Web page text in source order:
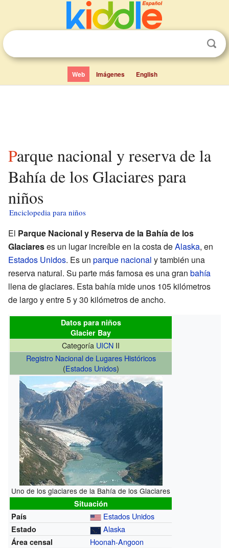
Web Imágenes English
Parque nacional y reserva de la
Bahía de los Glaciares para
niños
Enciclopedia para niños
El Parque Nacional y Reserva de la Bahía de los
Glaciareses un lugar increíble en la costa deAlaska, en
Estados Unidos. Es un parque nacional y también una
reserva natural. Su parte más famosa es una gran bahía
llena de glaciares. Esta bahía mide unos 105 kilómetros
de largo y entre 5 y 30 kilómetros de ancho.
Datos para niños
Glacier Bay
Categoría UICN II
Registro Nacional de Lugares Históricos
(Estados Unidos)
Uno de los glaciares de la Bahía de los Glaciares
Situación
País
Estados Unidos
Estado Alaska
Área censal Hoonah-Angoon